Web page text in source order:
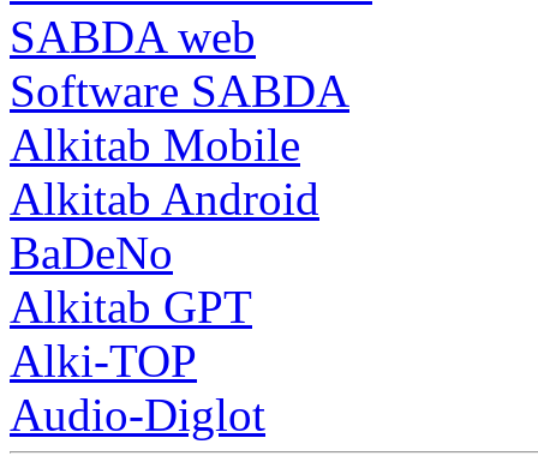
SABDA web
Software SABDA
Alkitab Mobile
Alkitab Android
BaDeNo
Alkitab GPT
Alki-TOP
Audio-Diglot